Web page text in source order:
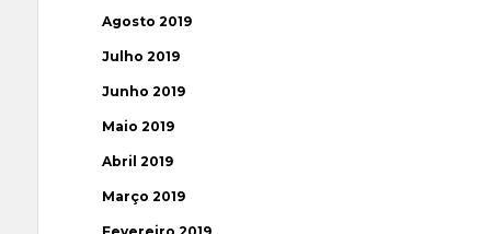
Agosto 2019
Julho 2019
Junho 2019
Maio 2019
Abril 2019
Março 2019